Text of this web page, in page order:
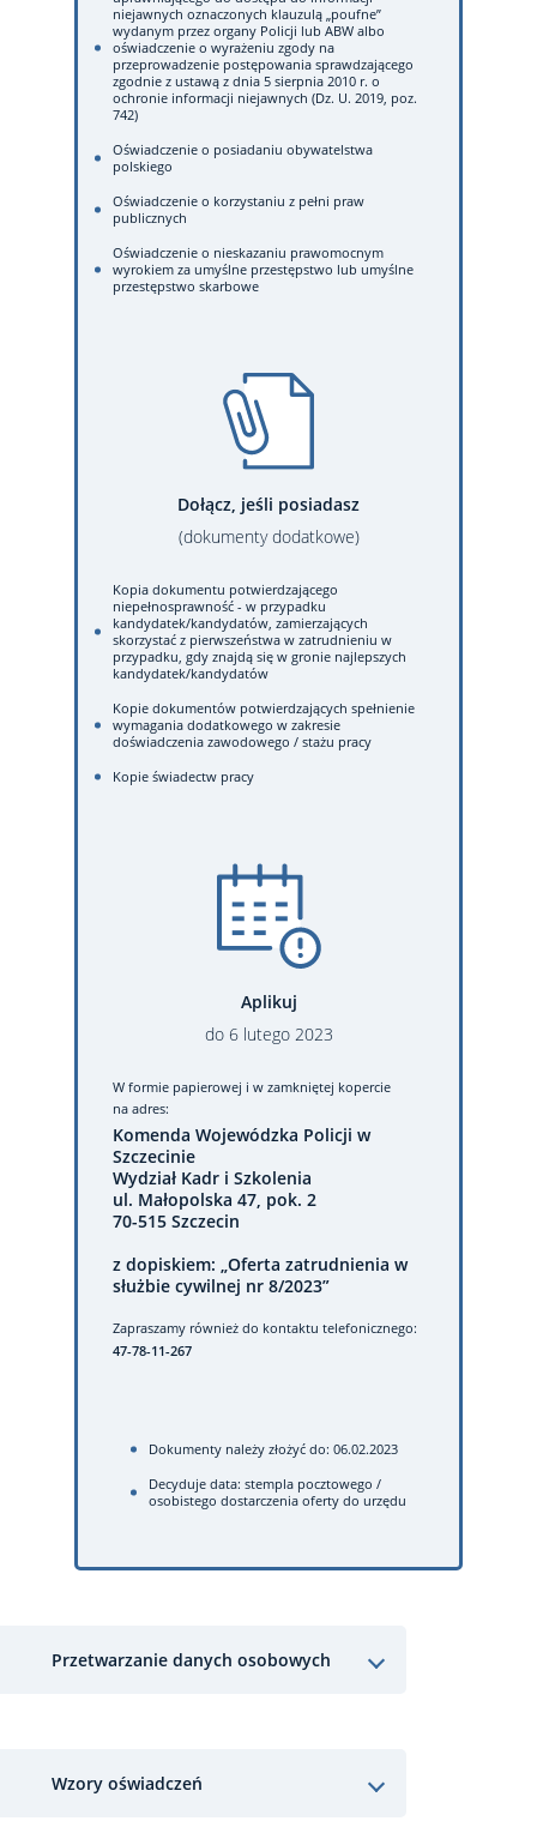
niejawnych oznaczonych klauzulą „poufne”
wydanym przez organy Policji lub ABW albo
oświadczenie o wyrażeniu zgody na
przeprowadzenie postępowania sprawdzającego
zgodnie z ustawą z dnia 5 sierpnia 2010 r. o
ochronie informacji niejawnych (Dz. U. 2019, poz.
742)
Oświadczenie o posiadaniu obywatelstwa
polskiego
Oświadczenie o korzystaniu z pełni praw
publicznych
Oświadczenie o nieskazaniu prawomocnym
wyrokiem za umyślne przestępstwo lub umyślne
przestępstwo skarbowe
Dołącz, jeśli posiadasz
(dokumenty dodatkowe)
Kopia dokumentu potwierdzającego
niepełnosprawność - w przypadku
kandydatek/kandydatów, zamierzających
skorzystać z pierwszeństwa w zatrudnieniu w
przypadku, gdy znajdą się w gronie najlepszych
kandydatek/kandydatów
Kopie dokumentów potwierdzających spełnienie
wymagania dodatkowego w zakresie
doświadczenia zawodowego / stażu pracy
Kopie świadectw pracy
Aplikuj
do 6 lutego 2023
W formie papierowej i w zamkniętej kopercie
na adres:
Komenda Wojewódzka Policji w
Szczecinie
Wydział Kadr i Szkolenia
ul. Małopolska 47, pok. 2
70-515 Szczecin
z dopiskiem: „Oferta zatrudnienia w
służbie cywilnej nr 8/2023”
Zapraszamy również do kontaktu telefonicznego:
47-78-11-267
Dokumenty należy złożyć do: 06.02.2023
Decyduje data: stempla pocztowego /
osobistego dostarczenia oferty do urzędu
Przetwarzanie danych osobowych
Wzory oświadczeń